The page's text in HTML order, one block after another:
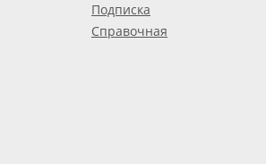
Подписка
Справочная